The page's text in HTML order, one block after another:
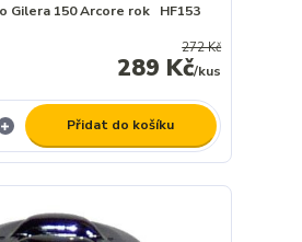
Gilera 150 Arcore rok HF153
272 Kč
289 Kč/kus
Přidat do košíku